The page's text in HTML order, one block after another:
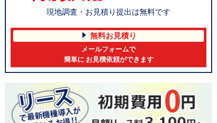
現地調査・お見積り提出は無料です
無料お見積り
メールフォームで
簡単に お見積依頼ができます